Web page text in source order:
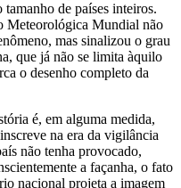
de países inteiros.
Meteorológica Mundial não
mas sinalizou o grau
que já não se limita àquilo
o desenho completo da
é, em alguma medida,
na era da vigilância
não tenha provocado,
a façanha, o fato
nacional projeta a imagem